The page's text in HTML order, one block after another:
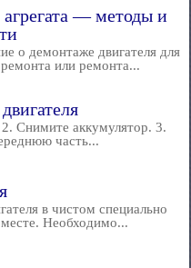
— методы и
о демонтаже двигателя для
или ремонта...
Снимите аккумулятор. 3.
часть...
в чистом специально
Необходимо...